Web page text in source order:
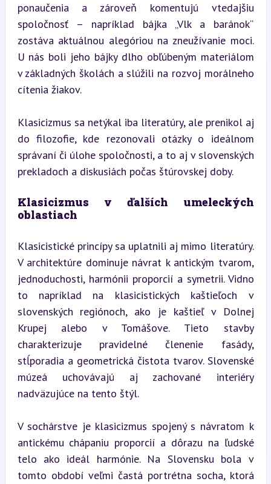
ponaučenia a zároveň komentujú vtedajšiu
spoločnosť – napríklad bájka „Vlk a baránok“
zostáva aktuálnou alegóriou na zneužívanie moci.
U nás boli jeho bájky dlho obľúbeným materiálom
v základných školách a slúžili na rozvoj morálneho
cítenia žiakov.
Klasicizmus sa netýkal iba literatúry, ale prenikol aj
do filozofie, kde rezonovali otázky o ideálnom
správaní či úlohe spoločnosti, a to aj v slovenských
prekladoch a diskusiách počas štúrovskej doby.
Klasicizmus v ďalších umeleckých
oblastiach
Klasicistické princípy sa uplatnili aj mimo literatúry.
V architektúre dominuje návrat k antickým tvarom,
jednoduchosti, harmónii proporcií a symetrii. Vidno
to napríklad na klasicistických kaštieľoch v
slovenských regiónoch, ako je kaštieľ v Dolnej
Krupej alebo v Tomášove. Tieto stavby
charakterizuje pravidelné členenie fasády,
stĺporadia a geometrická čistota tvarov. Slovenské
múzeá uchovávajú aj zachované interiéry
nadväzujúce na tento štýl.
V sochárstve je klasicizmus spojený s návratom k
antickému chápaniu proporcií a dôrazu na ľudské
telo ako ideál harmónie. Na Slovensku bola v
tomto období veľmi častá portrétna socha, ktorá